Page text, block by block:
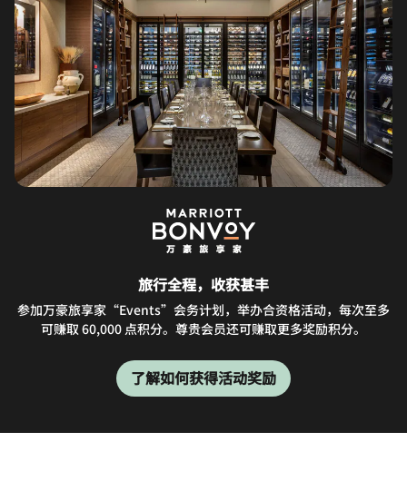
旅行全程，收获甚丰
参加万豪旅享家“Events”会务计划，举办合资格活动，每次至多
可赚取 60,000 点积分。尊贵会员还可赚取更多奖励积分。
了解如何获得活动奖励